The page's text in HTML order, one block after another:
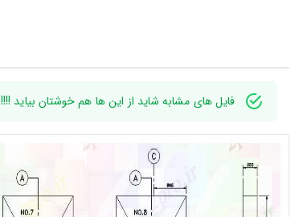
فایل های مشابه شاید از این ها هم خوشتان بیاید !!!!